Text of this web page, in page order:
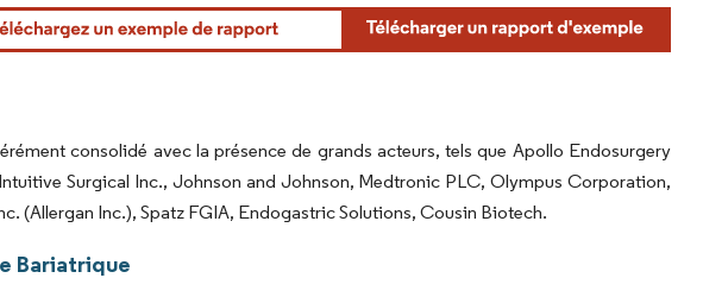
CC BY 4.0.
consolidé avec la présence de grands acteurs, tels que Apollo Endosurgery
Surgical Inc., Johnson and Johnson, Medtronic PLC, Olympus Corporation,
(Allergan Inc.), Spatz FGIA, Endogastric Solutions, Cousin Biotech.
Bariatrique